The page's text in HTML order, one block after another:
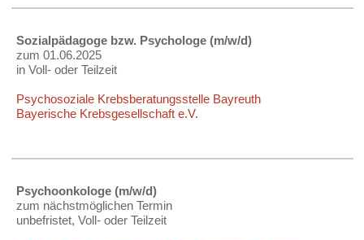
Sozialpädagoge bzw. Psychologe (m/w/d)
zum 01.06.2025
in Voll- oder Teilzeit
Psychosoziale Krebsberatungsstelle Bayreuth
Bayerische Krebsgesellschaft e.V.
Psychoonkologe (m/w/d)
zum nächstmöglichen Termin
unbefristet, Voll- oder Teilzeit